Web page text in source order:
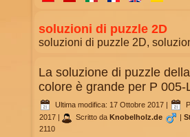
soluzioni di puzzle 2D
soluzioni di puzzle 2D,
La soluzione di puzzle
colore è grande per P 005-
Ultima modifica: 17 Ottobre 2017 |
2017
Scritto da Knobelholz.de
2110